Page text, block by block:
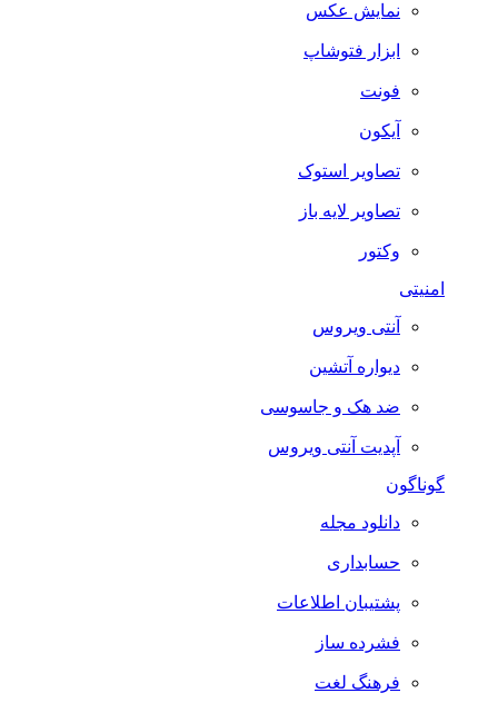
نمایش عکس
ابزار فتوشاپ
فونت
آیکون
تصاویر استوک
تصاویر لایه باز
وکتور
امنیتی
آنتی ویروس
دیواره آتشین
ضد هک و جاسوسی
آپدیت آنتی ویروس
گوناگون
دانلود مجله
حسابداری
پشتیبان اطلاعات
فشرده ساز
فرهنگ لغت